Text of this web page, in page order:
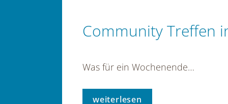
Community Treffen
Was für ein Wochenende…
weiterlesen